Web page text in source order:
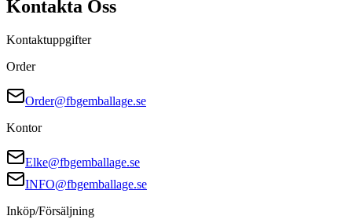
Kontakta Oss
Kontaktuppgifter
Order
Order@fbgemballage.se
Kontor
Elke@fbgemballage.se
INFO@fbgemballage.se
Inköp/Försäljning